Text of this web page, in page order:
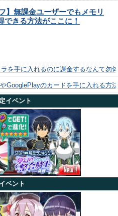
】無課金ユーザーでもメモリ
できる方法がここに！
を手に入れるのに課金するなんて勿
GooglePlayのカードを手に入れる方
イベント
ベント